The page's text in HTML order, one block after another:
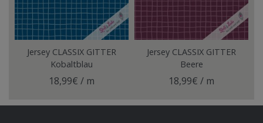
Jersey CLASSIX GITTER
Kobaltblau
18,99€ / m
Jersey CLASSIX GITTER
Beere
18,99€ / m